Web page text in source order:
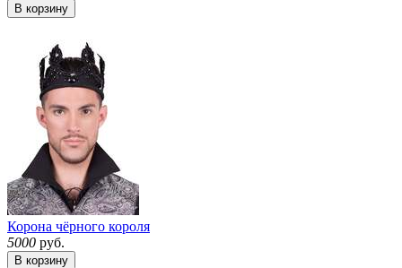
В корзину
Корона чёрного короля
5000 руб.
В корзину